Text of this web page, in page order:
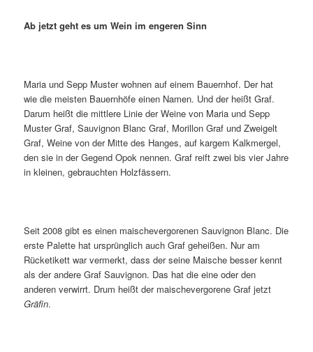
Ab jetzt geht es um Wein im engeren Sinn
Maria und Sepp Muster wohnen auf einem Bauernhof. Der hat
wie die meisten Bauernhöfe einen Namen. Und der heißt Graf.
Darum heißt die mittlere Linie der Weine von Maria und Sepp
Muster Graf, Sauvignon Blanc Graf, Morillon Graf und Zweigelt
Graf, Weine von der Mitte des Hanges, auf kargem Kalkmergel,
den sie in der Gegend Opok nennen. Graf reift zwei bis vier Jahre
in kleinen, gebrauchten Holzfässern.
Seit 2008 gibt es einen maischevergorenen Sauvignon Blanc. Die
erste Palette hat ursprünglich auch Graf geheißen. Nur am
Rücketikett war vermerkt, dass der seine Maische besser kennt
als der andere Graf Sauvignon. Das hat die eine oder den
anderen verwirrt. Drum heißt der maischevergorene Graf jetzt
Gräfin.